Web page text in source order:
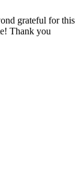
grateful for this
Thank you